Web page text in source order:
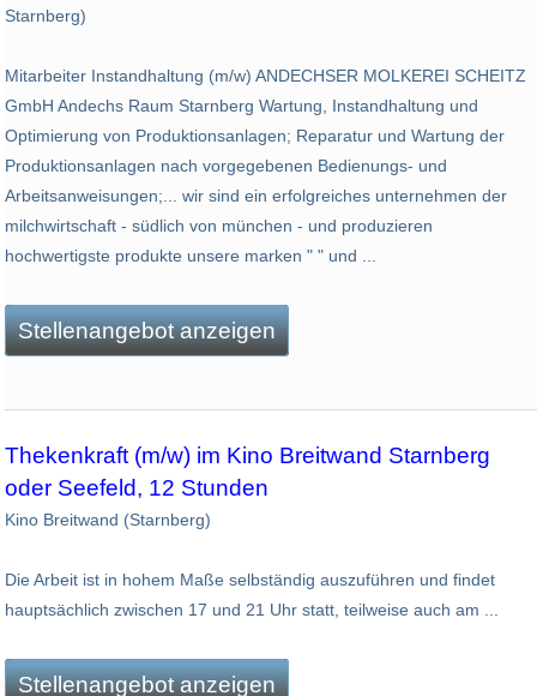
Starnberg)
Mitarbeiter Instandhaltung (m/w) ANDECHSER MOLKEREI SCHEITZ
GmbH Andechs Raum Starnberg Wartung, Instandhaltung und
Optimierung von Produktionsanlagen; Reparatur und Wartung der
Produktionsanlagen nach vorgegebenen Bedienungs- und
Arbeitsanweisungen;... wir sind ein erfolgreiches unternehmen der
milchwirtschaft - südlich von münchen - und produzieren
hochwertigste produkte unsere marken " " und ...
Stellenangebot anzeigen
Thekenkraft (m/w) im Kino Breitwand Starnberg
oder Seefeld, 12 Stunden
Kino Breitwand (Starnberg)
Die Arbeit ist in hohem Maße selbständig auszuführen und findet
hauptsächlich zwischen 17 und 21 Uhr statt, teilweise auch am ...
Stellenangebot anzeigen